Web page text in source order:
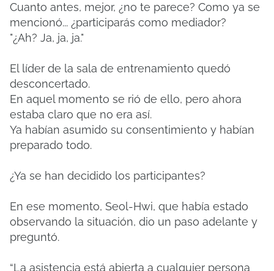
Cuanto antes, mejor, ¿no te parece? Como ya se
mencionó... ¿participarás como mediador?
"¿Ah? Ja, ja, ja."
El líder de la sala de entrenamiento quedó
desconcertado.
En aquel momento se rió de ello, pero ahora
estaba claro que no era así.
Ya habían asumido su consentimiento y habían
preparado todo.
¿Ya se han decidido los participantes?
En ese momento, Seol-Hwi, que había estado
observando la situación, dio un paso adelante y
preguntó.
“La asistencia está abierta a cualquier persona